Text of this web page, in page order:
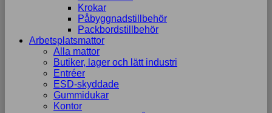
Krokar
Påbyggnadstillbehör
Packbordstillbehör
Arbetsplatsmattor
Alla mattor
Butiker, lager och lätt industri
Entréer
ESD-skyddade
Gummidukar
Kontor